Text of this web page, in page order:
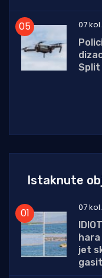
07
Split
Istaknute
07
jet